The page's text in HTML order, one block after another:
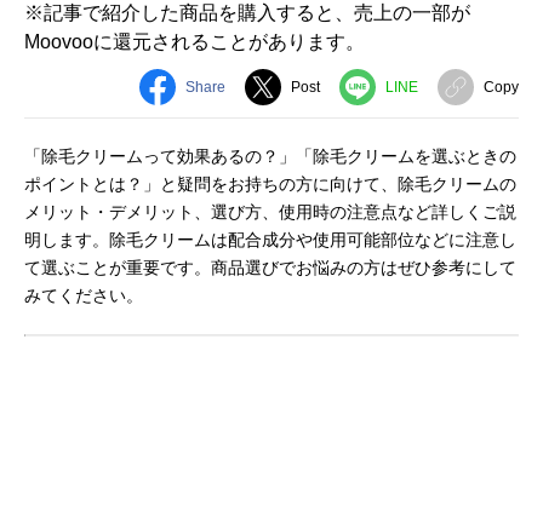
※記事で紹介した商品を購入すると、売上の一部が
Moovooに還元されることがあります。
Share Post LINE Copy
「除毛クリームって効果あるの？」「除毛クリームを選ぶときの
ポイントとは？」と疑問をお持ちの方に向けて、除毛クリームの
メリット・デメリット、選び方、使用時の注意点など詳しくご説
明します。除毛クリームは配合成分や使用可能部位などに注意し
て選ぶことが重要です。商品選びでお悩みの方はぜひ参考にして
みてください。